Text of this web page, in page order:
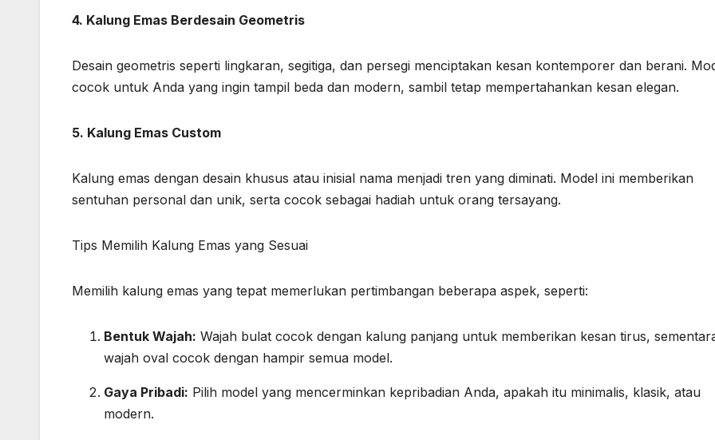
4. Kalung Emas Berdesain Geometris
Desain geometris seperti lingkaran, segitiga, dan persegi menciptakan kesan kontemporer dan berani.
cocok untuk Anda yang ingin tampil beda dan modern, sambil tetap mempertahankan kesan elegan.
5. Kalung Emas Custom
Kalung emas dengan desain khusus atau inisial nama menjadi tren yang diminati. Model ini memberikan
sentuhan personal dan unik, serta cocok sebagai hadiah untuk orang tersayang.
Tips Memilih Kalung Emas yang Sesuai
Memilih kalung emas yang tepat memerlukan pertimbangan beberapa aspek, seperti:
Bentuk Wajah: Wajah bulat cocok dengan kalung panjang untuk memberikan kesan tirus,
wajah oval cocok dengan hampir semua model.
Gaya Pribadi: Pilih model yang mencerminkan kepribadian Anda, apakah itu minimalis, klasik, atau
modern.